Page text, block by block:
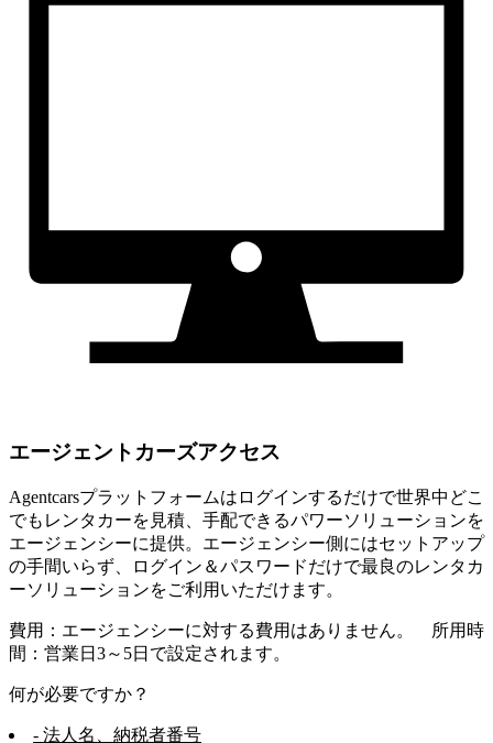
エージェントカーズアクセス
Agentcarsプラットフォームはログインするだけで世界中どこ
でもレンタカーを見積、手配できるパワーソリューションを
エージェンシーに提供。エージェンシー側にはセットアップ
の手間いらず、ログイン＆パスワードだけで最良のレンタカ
ーソリューションをご利用いただけます。
費用：エージェンシーに対する費用はありません。 所用時
間：営業日3～5日で設定されます。
何が必要ですか？
- 法人名、納税者番号